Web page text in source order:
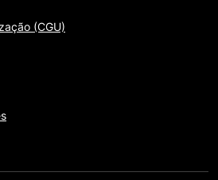
(CGU)